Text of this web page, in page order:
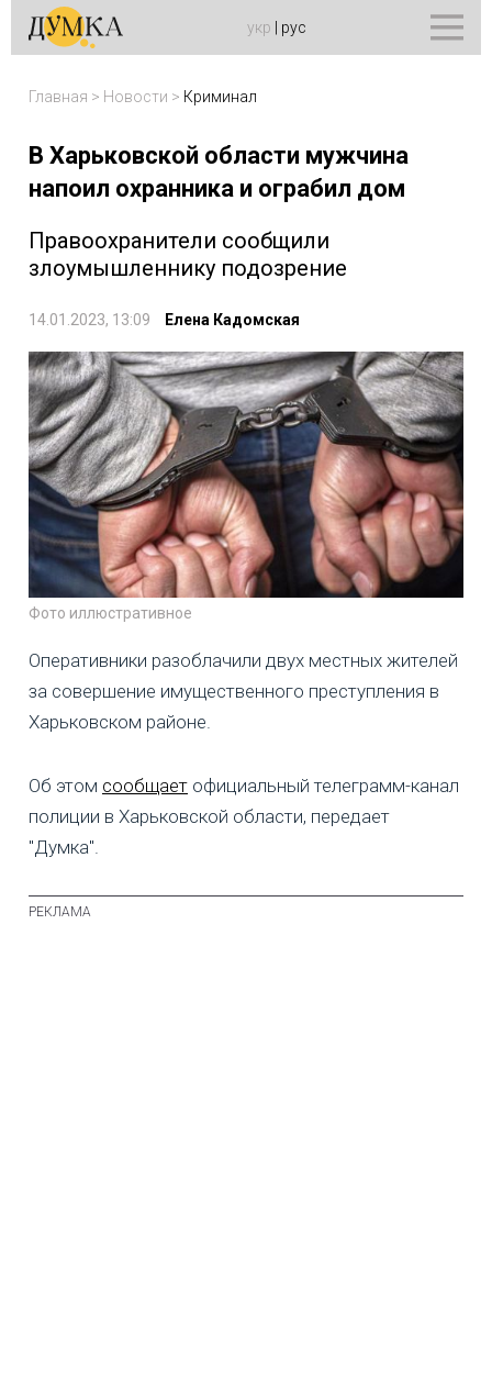
укр рус
Главная > Новости > Криминал
В Харьковской области мужчина
напоил охранника и ограбил дом
Правоохранители сообщили
злоумышленнику подозрение
14.01.2023, 13:09 Елена Кадомская
Фото иллюстративное
Оперативники разоблачили двух местных жителей
за совершение имущественного преступления в
Харьковском районе.
Об этом сообщает официальный телеграмм-канал
полиции в Харьковской области, передает
"Думка".